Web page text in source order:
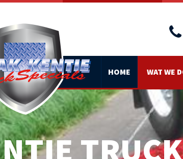
HOME WAT WE